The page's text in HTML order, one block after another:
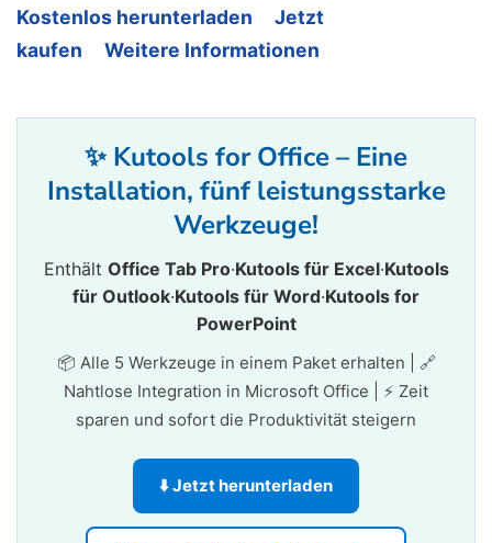
Kostenlos herunterladen
Jetzt
kaufen
Weitere Informationen
✨ Kutools for Office – Eine
Installation, fünf leistungsstarke
Werkzeuge!
Enthält Office Tab Pro·Kutools für Excel·Kutools
für Outlook·Kutools für Word·Kutools for
PowerPoint
📦 Alle 5 Werkzeuge in einem Paket erhalten | 🔗
Nahtlose Integration in Microsoft Office | ⚡ Zeit
sparen und sofort die Produktivität steigern
⬇️ Jetzt herunterladen